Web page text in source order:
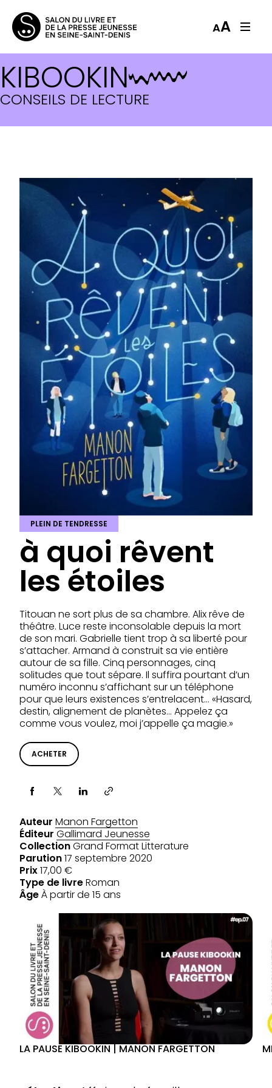
AA
KIBOOKIN
CONSEILS DE LECTURE
PLEIN DE TENDRESSE
à quoi rêvent
les étoiles
Titouan ne sort plus de sa chambre. Alix rêve de
théâtre. Luce reste inconsolable depuis la mort
de son mari. Gabrielle tient trop à sa liberté pour
s’attacher. Armand à construit sa vie entière
autour de sa fille. Cinq personnages, cinq
solitudes que tout sépare. Il suffira pourtant d’un
numéro inconnu s’affichant sur un téléphone
pour que leurs existences s’entrelacent… «Hasard,
destin, alignement de planètes… Appelez ça
comme vous voulez, moi j’appelle ça magie.»
ACHETER
Partager via
Auteur Manon Fargetton
Éditeur Gallimard Jeunesse
CollectionGrand Format Litterature
Parution17 septembre 2020
Prix17,00 €
Type de livreRoman
ÂgeÀ partir de 15 ans
LA PAUSE KIBOOKIN | MANON FARGETTON